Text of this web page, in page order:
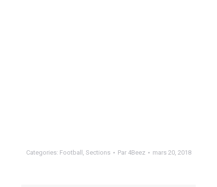
Categories: Football , Sections Par 4Beez mars 20, 2018